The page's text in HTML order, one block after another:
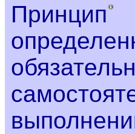
Принцип